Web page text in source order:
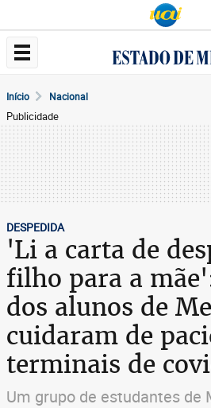
Início Nacional
Publicidade
DESPEDIDA
'Li a carta de
filho para a
dos alunos de
cuidaram de
terminais de
Um grupo de estudantes de